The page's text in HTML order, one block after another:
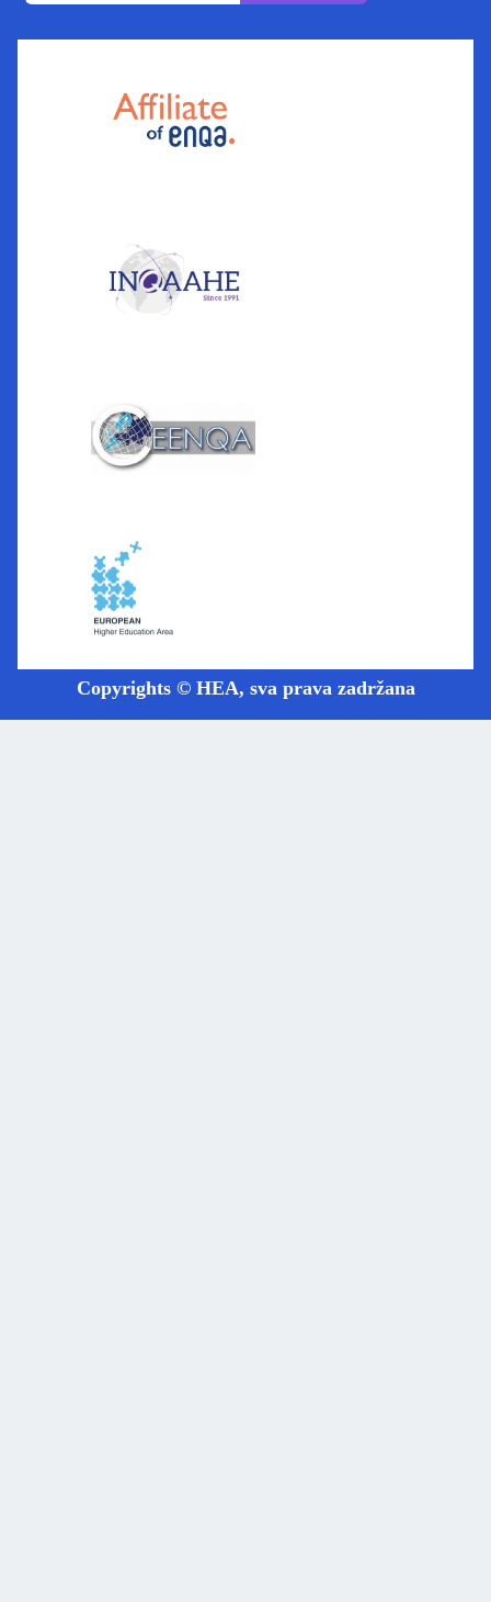
Copyrights © HEA, sva prava zadržana